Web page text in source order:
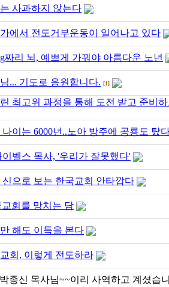
사과하지 않는다
에서 전도거부운동이 일어나고 있다
짜리 뇌, 예쁘게 가꿔야 아름다운 노년
... 기도로 응원합니다. [1]
최고위 과정을 통해 도전 받고 준비
나이는 6000년..노아 방주에 공룡도 탔
이벨스 목사, '우리가 잘못했다'
신으로 보는 한국교회 안타깝다
회를 망치는 담
해도 이득을 본다
회, 이렇게 전도하라
종신 목사님~~이리 사역하고 계셨습